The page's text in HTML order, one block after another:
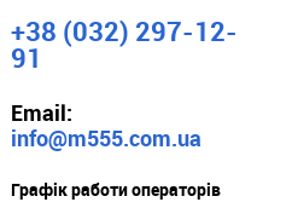
+38 (032) 297-12-
91
Email:
info@m555.com.ua
Графік работи операторів